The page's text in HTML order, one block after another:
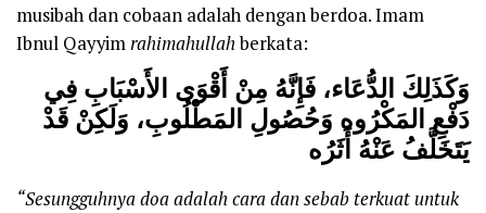
musibah dan cobaan adalah dengan berdoa. Imam
Ibnul Qayyimrahimahullahberkata:
وَكَذَلِكَ ‌الدُّعَاء، فَإِنَّهُ مِنْ أَقْوَى الأَسْبَابِ فِي
دَفْعِ المَكْرُوه وَحُصُولِ المَطْلُوبِ، وَلَكِنْ قَدْ
يَتَخَلَّفُ عَنْهُ أَثَرُه
“Sesungguhnya doa adalah cara dan sebab terkuat untuk